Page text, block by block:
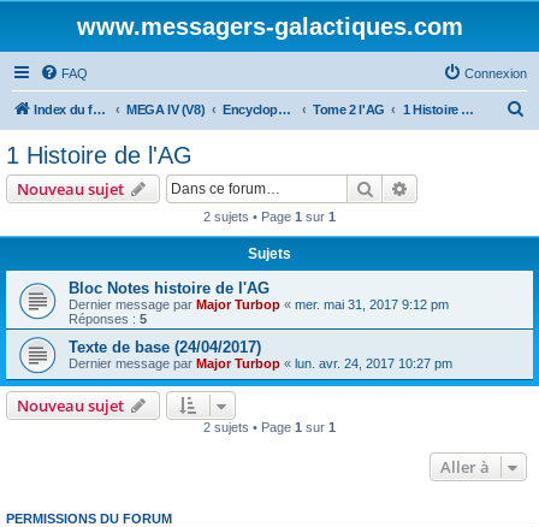
www.messagers-galactiques.com
FAQ Connexion
Index du forum MEGA IV (V8) Encyclopédie (V8) Tome 2 l'AG 1 Histoire de l'AG
1 Histoire de l'AG
Nouveau sujet Rechercher
2 sujets • Page 1 sur 1
Sujets
Bloc Notes histoire de l'AG
Dernier message par Major Turbop « mer. mai 31, 2017 9:12 pm
Réponses : 5
Texte de base (24/04/2017)
Dernier message par Major Turbop « lun. avr. 24, 2017 10:27 pm
Nouveau sujet
2 sujets • Page 1 sur 1
Aller à
PERMISSIONS DU FORUM